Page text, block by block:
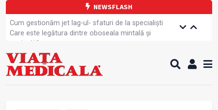
NEWSFLASH
Cum gestionăm jet lag-ul- sfaturi de la specialiști
Care este legătura dintre oboseala mintală și
caniculă?
Campanie de prevenție dedicată sportivelor
Un nou studiu pentru testarea unui vaccin împotriva
tulpinei Bundibugyo a virusului Ebola